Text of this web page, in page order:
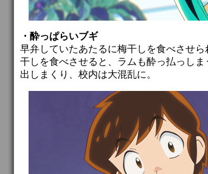
・酔っぱらいブギ
早弁していたあたるに梅干しを食べさせ
干しを食べさせると、ラムも酔っ払っし
出しまくり、校内は大混乱に。